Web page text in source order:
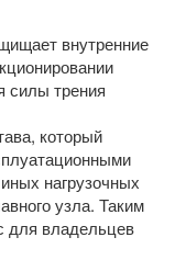
внутренние
силы трения
который
нагрузочных
узла. Таким
для владельцев